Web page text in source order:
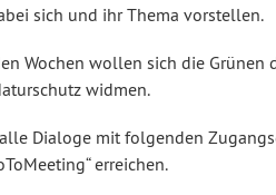
sich und ihr Thema vorstellen.
Wochen wollen sich die Grünen
widmen.
Dialoge mit folgenden
erreichen.